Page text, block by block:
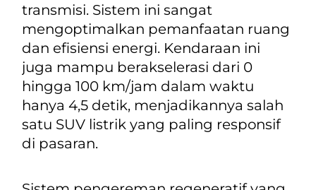
transmisi. Sistem ini sangat
mengoptimalkan pemanfaatan ruang
dan efisiensi energi. Kendaraan ini
juga mampu berakselerasi dari 0
hingga 100 km/jam dalam waktu
hanya 4,5 detik, menjadikannya salah
satu SUV listrik yang paling responsif
di pasaran.